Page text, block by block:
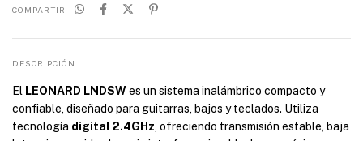
COMPARTIR
DESCRIPCIÓN
El LEONARD LNDSWes un sistema inalámbrico compacto y
confiable, diseñado para guitarras, bajos y teclados. Utiliza
tecnología digital 2.4GHz, ofreciendo transmisión estable, baja